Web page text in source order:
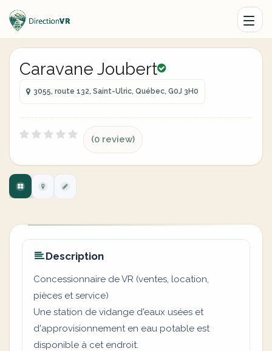
Caravane Joubert
3055, route 132, Saint-Ulric, Québec, G0J 3H0
(0 review)
Description
Concessionnaire de VR (ventes, location,
pièces et service)
Une station de vidange d'eaux usées et
d'approvisionnement en eau potable est
disponible à cet endroit.